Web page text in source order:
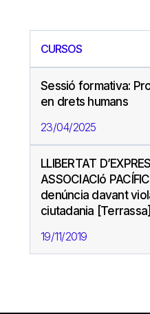
CURSOS
Sessió formativa:
en drets humans
23/04/2025
LLIBERTAT
ASSOCIACIó
denúncia davant
ciutadania [Terrassa]
19/11/2019